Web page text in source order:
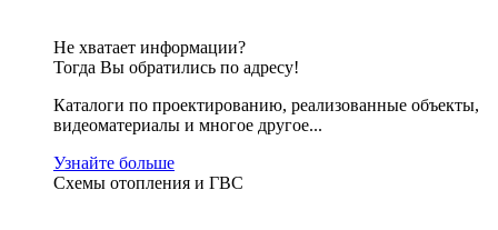
Не хватает информации?
Тогда Вы обратились по адресу!
Каталоги по проектированию, реализованные объекты,
видеоматериалы и многое другое...
Узнайте больше
Схемы отопления и ГВС